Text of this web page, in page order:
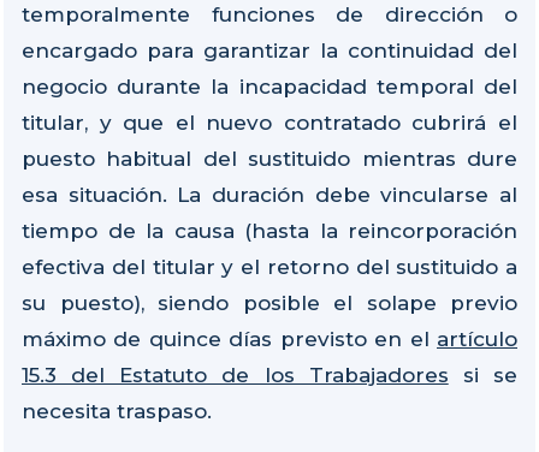
temporalmente funciones de dirección o
encargado para garantizar la continuidad del
negocio durante la incapacidad temporal del
titular, y que el nuevo contratado cubrirá el
puesto habitual del sustituido mientras dure
esa situación. La duración debe vincularse al
tiempo de la causa (hasta la reincorporación
efectiva del titular y el retorno del sustituido a
su puesto), siendo posible el solape previo
máximo de quince días previsto en el artículo
15.3 del Estatuto de los Trabajadores si se
necesita traspaso.